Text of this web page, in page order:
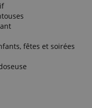
fêtes et soirées